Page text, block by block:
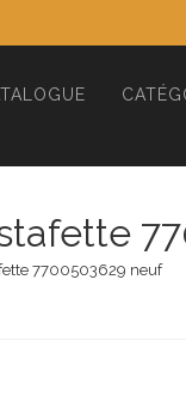
7700503629 neuf